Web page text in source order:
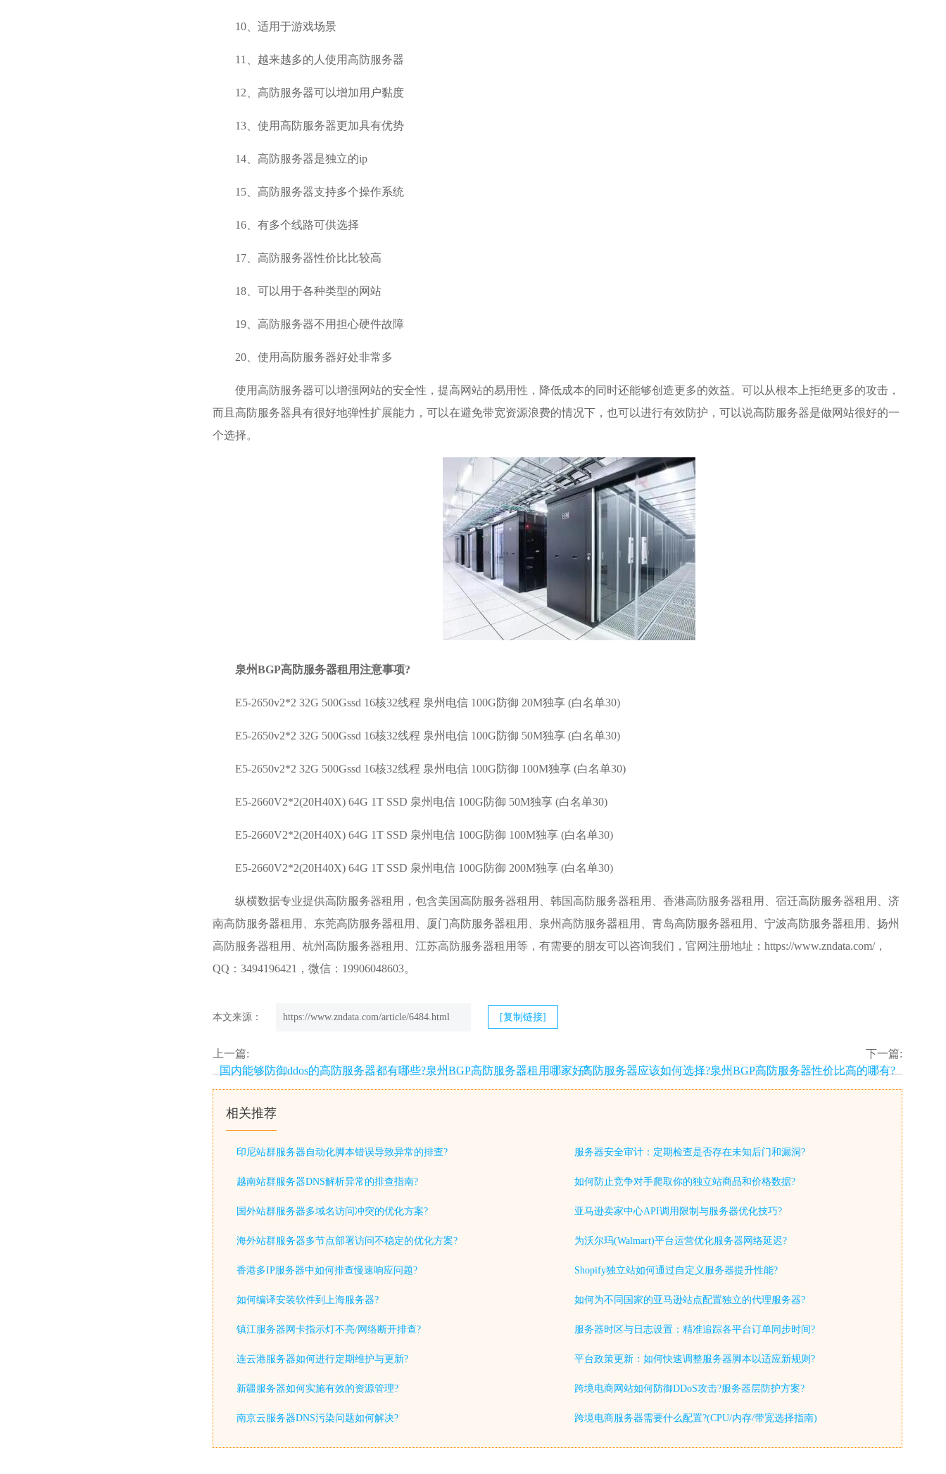
10、适用于游戏场景
11、越来越多的人使用高防服务器
12、高防服务器可以增加用户黏度
13、使用高防服务器更加具有优势
14、高防服务器是独立的ip
15、高防服务器支持多个操作系统
16、有多个线路可供选择
17、高防服务器性价比比较高
18、可以用于各种类型的网站
19、高防服务器不用担心硬件故障
20、使用高防服务器好处非常多
使用高防服务器可以增强网站的安全性，提高网站的易用性，降低成本的同时还能够创造更多的效益。可以从根本上拒绝更多的攻击，
而且高防服务器具有很好地弹性扩展能力，可以在避免带宽资源浪费的情况下，也可以进行有效防护，可以说高防服务器是做网站很好的一
个选择。
泉州BGP高防服务器租用注意事项?
E5-2650v2*2 32G 500Gssd 16核32线程 泉州电信 100G防御 20M独享 (白名单30)
E5-2650v2*2 32G 500Gssd 16核32线程 泉州电信 100G防御 50M独享 (白名单30)
E5-2650v2*2 32G 500Gssd 16核32线程 泉州电信 100G防御 100M独享 (白名单30)
E5-2660V2*2(20H40X) 64G 1T SSD 泉州电信 100G防御 50M独享 (白名单30)
E5-2660V2*2(20H40X) 64G 1T SSD 泉州电信 100G防御 100M独享 (白名单30)
E5-2660V2*2(20H40X) 64G 1T SSD 泉州电信 100G防御 200M独享 (白名单30)
纵横数据专业提供高防服务器租用，包含美国高防服务器租用、韩国高防服务器租用、香港高防服务器租用、宿迁高防服务器租用、济
南高防服务器租用、东莞高防服务器租用、
厦门高防服务器租用
、泉州高防服务器租用、青岛高防服务器租用、宁波高防服务器租用、扬州
高防服务器租用、杭州高防服务器租用、江苏高防服务器租用等，有需要的朋友可以咨询我们，官网注册地址：https://www.zndata.com/，
QQ：3494196421，微信：19906048603。
本文来源： https://www.zndata.com/article/6484.html [复制链接]
上一篇:
国内能够防御ddos的高防服务器都有哪些?泉州BGP高防服务器租用哪家好?
下一篇:
高防服务器应该如何选择?泉州BGP高防服务器性价比高的哪有?
相关推荐
印尼站群服务器自动化脚本错误导致异常的排查?
越南站群服务器DNS解析异常的排查指南?
国外站群服务器多域名访问冲突的优化方案?
海外站群服务器多节点部署访问不稳定的优化方案?
香港多IP服务器中如何排查慢速响应问题?
如何编译安装软件到上海服务器?
镇江服务器网卡指示灯不亮/网络断开排查?
连云港服务器如何进行定期维护与更新?
新疆服务器如何实施有效的资源管理?
南京云服务器DNS污染问题如何解决?
服务器安全审计：定期检查是否存在未知后门和漏洞?
如何防止竞争对手爬取你的独立站商品和价格数据?
亚马逊卖家中心API调用限制与服务器优化技巧?
为沃尔玛(Walmart)平台运营优化服务器网络延迟?
Shopify独立站如何通过自定义服务器提升性能?
如何为不同国家的亚马逊站点配置独立的代理服务器?
服务器时区与日志设置：精准追踪各平台订单同步时间?
平台政策更新：如何快速调整服务器脚本以适应新规则?
跨境电商网站如何防御DDoS攻击?服务器层防护方案?
跨境电商服务器需要什么配置?(CPU/内存/带宽选择指南)